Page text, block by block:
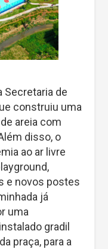
Secretaria de
construiu uma
areia com
disso, o
ao ar livre
e novos postes
já
uma
gradil
praça, para a